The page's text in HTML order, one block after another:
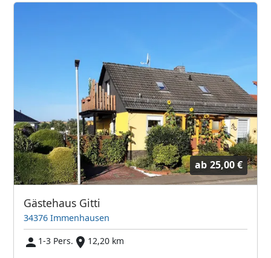
ab 25,00 €
Gästehaus Gitti
34376 Immenhausen
1-3 Pers.
12,20 km